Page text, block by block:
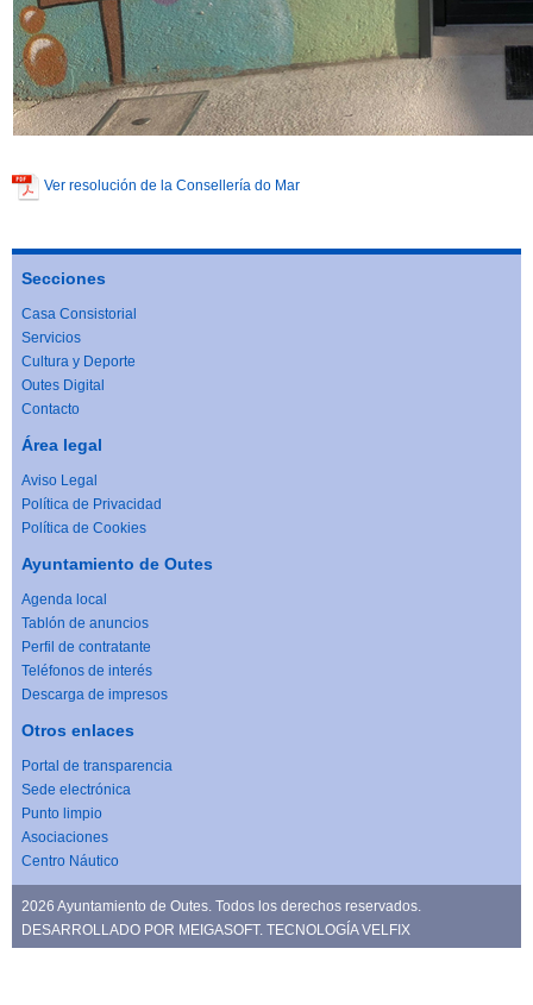
Ver resolución de la Consellería do Mar
Secciones
Casa Consistorial
Servicios
Cultura y Deporte
Outes Digital
Contacto
Área legal
Aviso Legal
Política de Privacidad
Política de Cookies
Ayuntamiento de Outes
Agenda local
Tablón de anuncios
Perfil de contratante
Teléfonos de interés
Descarga de impresos
Otros enlaces
Portal de transparencia
Sede electrónica
Punto limpio
Asociaciones
Centro Náutico
2026 Ayuntamiento de Outes. Todos los derechos reservados.
DESARROLLADO POR MEIGASOFT. TECNOLOGÍAVELFIX